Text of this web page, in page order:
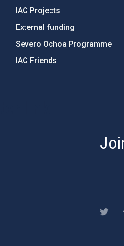
IAC Projects
External funding
Severo Ochoa Programme
IAC Friends